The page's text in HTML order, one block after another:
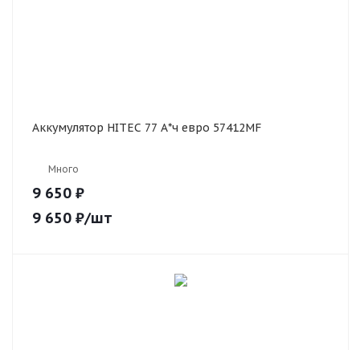
Аккумулятор HITEC 77 А*ч евро 57412MF
Много
9 650 ₽
9 650 ₽/шт